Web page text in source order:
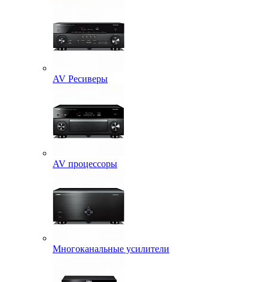
AV Ресиверы
AV процессоры
Многоканальные усилители